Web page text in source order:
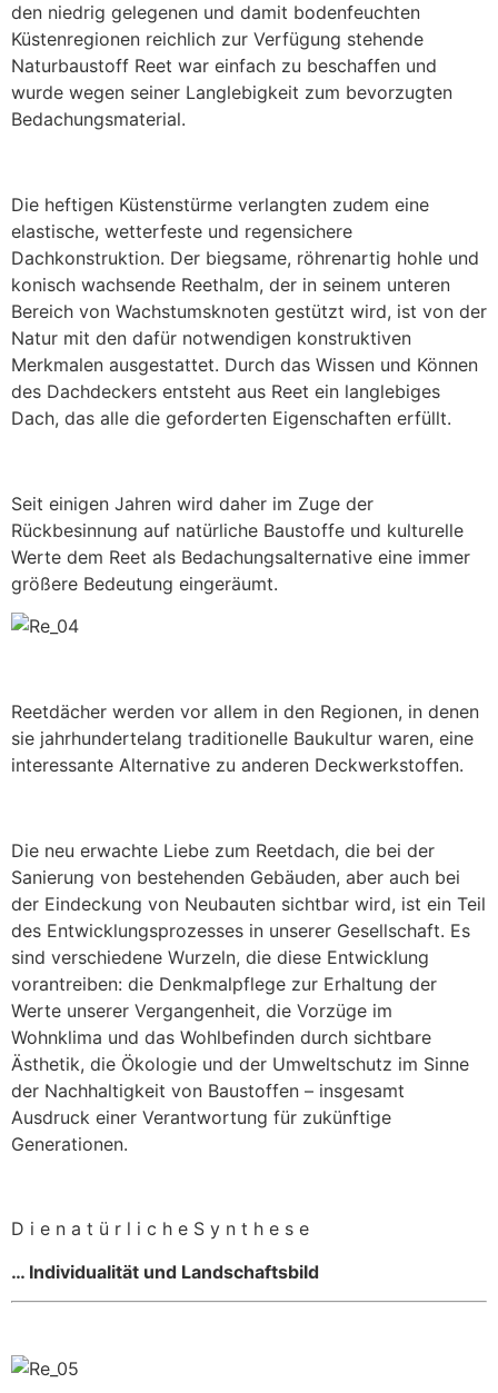
den niedrig gelegenen und damit bodenfeuchten
Küstenregionen reichlich zur Verfügung stehende
Naturbaustoff Reet war einfach zu beschaffen und
wurde wegen seiner Langlebigkeit zum bevorzugten
Bedachungsmaterial.
Die heftigen Küstenstürme verlangten zudem eine
elastische, wetterfeste und regensichere
Dachkonstruktion. Der biegsame, röhrenartig hohle und
konisch wachsende Reethalm, der in seinem unteren
Bereich von Wachstumsknoten gestützt wird, ist von der
Natur mit den dafür notwendigen konstruktiven
Merkmalen ausgestattet. Durch das Wissen und Können
des Dachdeckers entsteht aus Reet ein langlebiges
Dach, das alle die geforderten Eigenschaften erfüllt.
Seit einigen Jahren wird daher im Zuge der
Rückbesinnung auf natürliche Baustoffe und kulturelle
Werte dem Reet als Bedachungsalternative eine immer
größere Bedeutung eingeräumt.
Reetdächer werden vor allem in den Regionen, in denen
sie jahrhundertelang traditionelle Baukultur waren, eine
interessante Alternative zu anderen Deckwerkstoffen.
Die neu erwachte Liebe zum Reetdach, die bei der
Sanierung von bestehenden Gebäuden, aber auch bei
der Eindeckung von Neubauten sichtbar wird, ist ein Teil
des Entwicklungsprozesses in unserer Gesellschaft. Es
sind verschiedene Wurzeln, die diese Entwicklung
vorantreiben: die Denkmalpflege zur Erhaltung der
Werte unserer Vergangenheit, die Vorzüge im
Wohnklima und das Wohlbefinden durch sichtbare
Ästhetik, die Ökologie und der Umweltschutz im Sinne
der Nachhaltigkeit von Baustoffen – insgesamt
Ausdruck einer Verantwortung für zukünftige
Generationen.
D i e n a t ü r l i c h e S y n t h e s e
… Individualität und Landschaftsbild